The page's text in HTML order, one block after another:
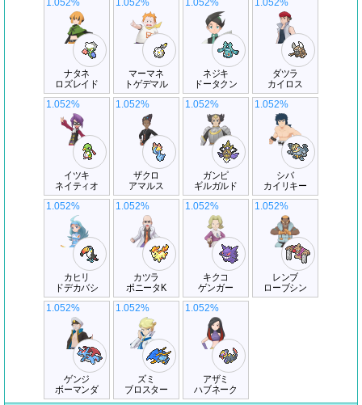
ナタネ
ロズレイド
1.052%
マーマネ
トゲデマル
1.052%
ネジキ
ドータクン
1.052%
ダツラ
カイロス
1.052%
イツキ
ネイティオ
1.052%
ザクロ
アマルス
1.052%
ガンピ
ギルガルド
1.052%
シバ
カイリキー
1.052%
カヒリ
ドデカバシ
1.052%
カツラ
ポニータK
1.052%
キクコ
ゲンガー
1.052%
レンブ
ローブシン
1.052%
ゲンジ
ボーマンダ
1.052%
ズミ
ブロスター
1.052%
アザミ
ハブネーク
1.052%